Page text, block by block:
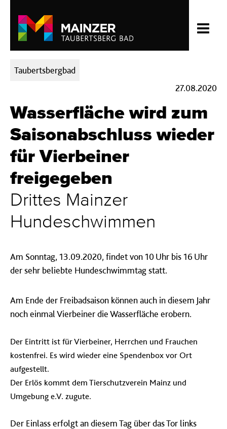
Kategorien:
Taubertsbergbad
27.08.2020
Wasserfläche wird zum
Saisonabschluss wieder
für Vierbeiner
freigegeben
Drittes Mainzer
Hundeschwimmen
Am Sonntag, 13.09.2020, findet von 10 Uhr bis 16 Uhr
der sehr beliebte Hundeschwimmtag statt.
Am Ende der Freibadsaison können auch in diesem Jahr
noch einmal Vierbeiner die Wasserfläche erobern.
Der Eintritt ist für Vierbeiner, Herrchen und Frauchen
kostenfrei. Es wird wieder eine Spendenbox vor Ort
aufgestellt.
Der Erlös kommt dem Tierschutzverein Mainz und
Umgebung e.V. zugute.
Der Einlass erfolgt an diesem Tag über das Tor links